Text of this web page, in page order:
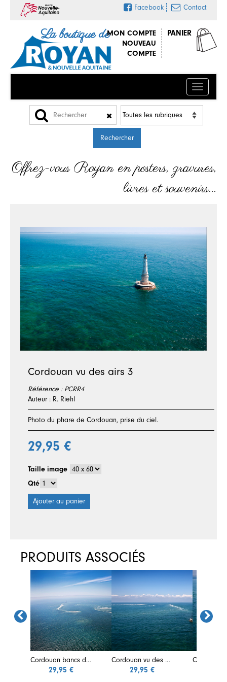
Facebook Contact
La boutique de PANIER
MON COMPTE
NOUVEAU
COMPTE
Menu
Offrez-vous Royan en posters, gravures,
livres et souvenirs…
Cordouan vu des airs 3
Référence : PCRR4
Auteur : R. Riehl
Photo du phare de Cordouan, prise du ciel.
29,95 €
Taille image
Qté
Ajouter au panier
PRODUITS ASSOCIÉS
Cordouan bancs de sable vus des airs
29,95 €
Cordouan vu des airs
29,95 €